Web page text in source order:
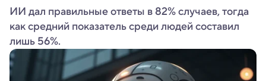
ИИ дал правильные ответы в 82% случаев, тогда
как средний показатель среди людей составил
лишь 56%.